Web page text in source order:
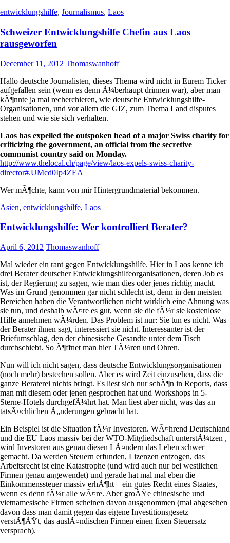
entwicklungshilfe, Journalismus, Laos
Schweizer Entwicklungshilfe Chefin aus Laos
rausgeworfen
December 11, 2012 Thomaswanhoff
Hallo deutsche Journalisten, dieses Thema wird nicht in Eurem Ticker
aufgefallen sein (wenn es denn Ã¼berhaupt drinnen war), aber man
kÃ¶nnte ja mal recherchieren, wie deutsche Entwicklungshilfe-
Organisationen, und vor allem die GIZ, zum Thema Land disputes
stehen und wie sie sich verhalten.
Laos has expelled the outspoken head of a major Swiss charity for
criticizing the government, an official from the secretive
communist country said on Monday.
http://www.thelocal.ch/page/view/laos-expels-swiss-charity-
director#.UMcd0Ip4ZEA
Wer mÃ¶chte, kann von mir Hintergrundmaterial bekommen.
Asien, entwicklungshilfe, Laos
Entwicklungshilfe: Wer kontrolliert Berater?
April 6, 2012 Thomaswanhoff
Mal wieder ein rant gegen Entwicklungshilfe. Hier in Laos kenne ich
drei Berater deutscher Entwicklungshilfeorganisationen, deren Job es
ist, der Regierung zu sagen, wie man dies oder jenes richtig macht.
Was im Grund genommen gar nicht schlecht ist, denn in den meisten
Bereichen haben die Verantwortlichen nicht wirklich eine Ahnung was
sie tun, und deshalb wÃ¤re es gut, wenn sie die fÃ¼r sie kostenlose
Hilfe annehmen wÃ¼rden. Das Problem ist nur: Sie tun es nicht. Was
der Berater ihnen sagt, interessiert sie nicht. Interessanter ist der
Briefumschlag, den der chinesische Gesandte unter dem Tisch
durchschiebt. So Ã¶ffnet man hier TÃ¼ren und Ohren.
Nun will ich nicht sagen, dass deutsche Entwicklungsorganisationen
(noch mehr) bestechen sollen. Aber es wird Zeit einzusehen, dass die
ganze Beraterei nichts bringt. Es liest sich nur schÃ¶n in Reports, dass
man mit diesem oder jenen gesprochen hat und Workshops in 5-
Sterne-Hotels durchgefÃ¼hrt hat. Man liest aber nicht, was das an
tatsÃ¤chlichen Ã„nderungen gebracht hat.
Ein Beispiel ist die Situation fÃ¼r Investoren. WÃ¤hrend Deutschland
und die EU Laos massiv bei der WTO-Mitgliedschaft unterstÃ¼tzen ,
wird Investoren aus genau diesen LÃ¤ndern das Leben schwer
gemacht. Da werden Steuern erfunden, Lizenzen entzogen, das
Arbeitsrecht ist eine Katastrophe (und wird auch nur bei westlichen
Firmen genau angewendet) und gerade hat mal mal eben die
Einkommenssteuer massiv erhÃ¶ht – ein gutes Recht eines Staates,
wenn es denn fÃ¼r alle wÃ¤re. Aber groÃŸe chinesische und
vietnamesische Firmen scheinen davon ausgenommen (mal abgesehen
davon dass man damit gegen das eigene Investitionsgesetz
verstÃ¶ÃŸt, das auslÃ¤ndischen Firmen einen fixen Steuersatz
versprach).